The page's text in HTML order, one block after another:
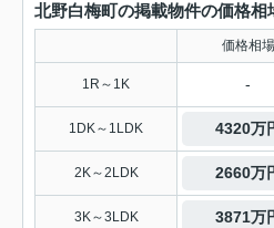
北野白梅町の掲載物件の価格相
価格相場
1R～1K -
1DK～1LDK 4320万
2K～2LDK 2660万
3K～3LDK 3871万